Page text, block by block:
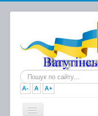
Пошук...
A- A A+